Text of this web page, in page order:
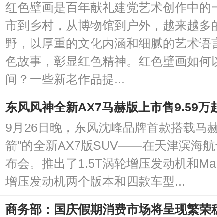
红色壁画是百年献礼建党艺术创作中的
市到乡村，从博物馆到户外，越来越多
野，以厚重的文化内涵和细腻的艺术语
色故事，彰显红色精神。红色壁画如何
间？一些新老作品提...
东风风神全新AX7马赫版上市售9.59万
9月26日晚，东风沈峰品牌首款搭载马
箭”的全新AX7版SUV——在天津滨海
布会。推出了1.5T涡轮增压发动机和
增压发动机两个版本和四款车型...
商务部：国庆假期消费市场将呈现繁荣